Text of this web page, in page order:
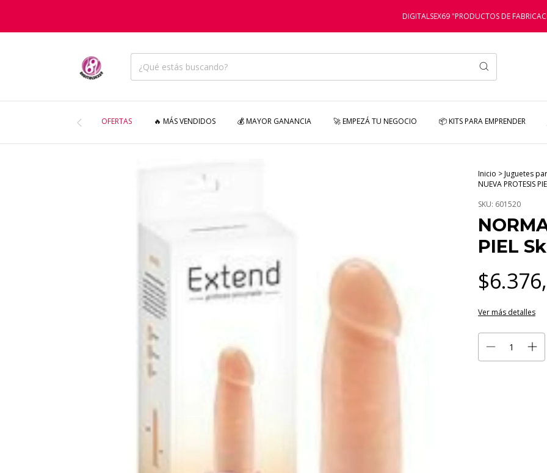
DIGITALSEX69 "PRODUCTOS DE FABRICACIÓN
OFERTAS 🔥 MÁS VENDIDOS 💰 MAYOR GANANCIA 🚀 EMPEZÁ TU NEGOCIO 📦 KITS PARA EMPRENDER
Inicio >Juguetes
NUEVA PROTESIS
SKU: 601520
PIEL
Ver más detalles